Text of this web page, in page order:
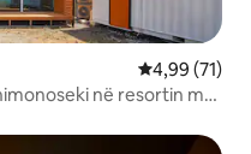
Vlerësimi
4,99 (71)
në resortin më